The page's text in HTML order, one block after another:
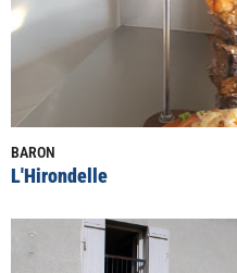
BARON
L'Hirondelle